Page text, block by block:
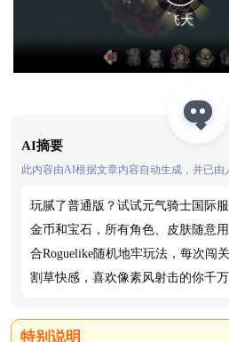
AI摘要
此内容由AI根据文章内容自动生成，并已由
玩腻了普通版？试试元气骑士国际
金币和宝石，所有角色、皮肤随意
合Roguelike随机地牢玩法，每次闯
割草快感，喜欢像素风射击的你千万